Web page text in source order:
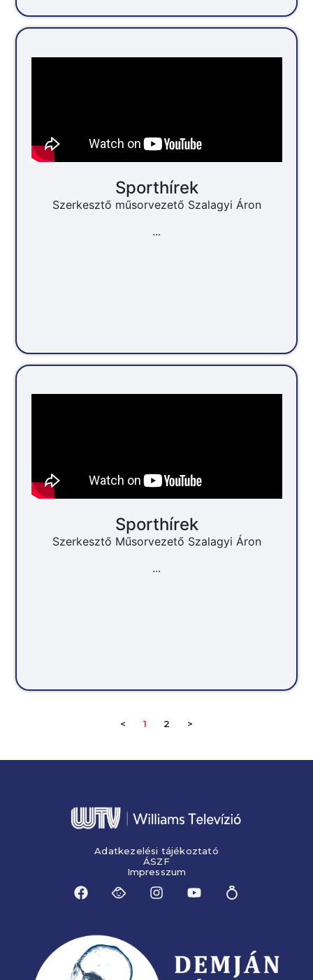
Sporthírek
Szerkesztő műsorvezető Szalagyi Áron
...
Sporthírek
Szerkesztő Műsorvezető Szalagyi Áron
...
< 1 2 >
Adatkezelési tájékoztató
ÁSZF
Impresszum